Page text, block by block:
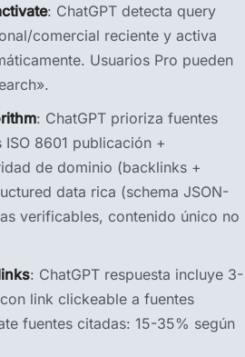
: ChatGPT detecta query
comercial reciente y activa
Usuarios Pro pueden
: ChatGPT prioriza fuentes
8601 publicación +
de dominio (backlinks +
data rica (schema JSON-
verificables, contenido único no
: ChatGPT respuesta incluye 3-
link clickeable a fuentes
fuentes citadas: 15-35% según